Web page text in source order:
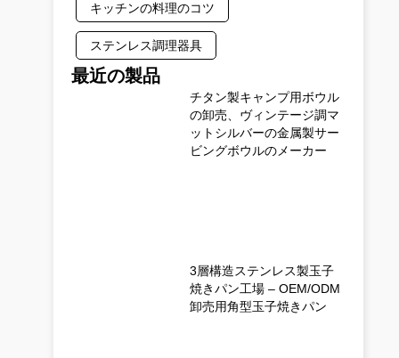
キッチンの料理のコツ
ステンレス調理器具
最近の製品
チタン製キャンプ用ボウル
の卸売、ヴィンテージ調マ
ットシルバーの金属製サー
ビングボウルのメーカー
3層構造ステンレス製玉子
焼きパン工場 – OEM/ODM
卸売用角型玉子焼きパン